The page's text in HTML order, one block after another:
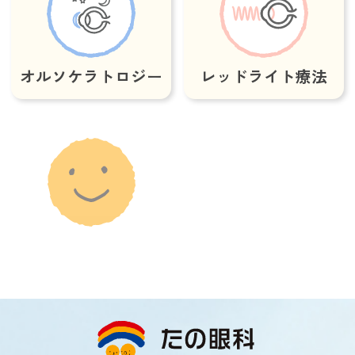
オルソケラトロジー レッドライト療法